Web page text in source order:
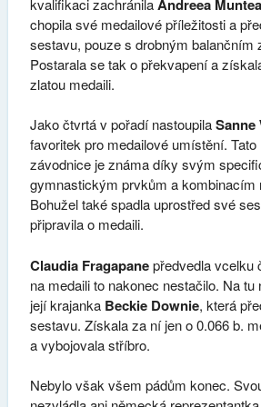
kvalifikaci zachránilaAndreea
chopila své medailové příležitosti a
sestavu, pouze s drobným balančním
Postarala se tak o překvapení a
zlatou medaili.
Jako čtvrtá v pořadí nastoupilaSanne
favoritek pro medailové umístění. Tato
závodnice je známa díky svým
gymnastickým prvkům a kombinacím
Bohužel také spadla uprostřed své
připravila o medaili.
Claudia Fragapanepředvedla vcelku
na medaili to nakonec nestačilo. Na tu
její krajanka Beckie Downie, která
sestavu. Získala za ní jen o 0.066 b.
a vybojovala stříbro.
Nebylo však všem pádům konec.